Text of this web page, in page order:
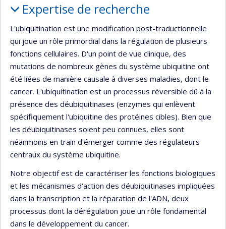
Expertise de recherche
L'ubiquitination est une modification post-traductionnelle
qui joue un rôle primordial dans la régulation de plusieurs
fonctions cellulaires. D'un point de vue clinique, des
mutations de nombreux gènes du système ubiquitine ont
été liées de manière causale à diverses maladies, dont le
cancer. L'ubiquitination est un processus réversible dû à la
présence des déubiquitinases (enzymes qui enlèvent
spécifiquement l'ubiquitine des protéines cibles). Bien que
les déubiquitinases soient peu connues, elles sont
néanmoins en train d'émerger comme des régulateurs
centraux du système ubiquitine.
Notre objectif est de caractériser les fonctions biologiques
et les mécanismes d'action des déubiquitinases impliquées
dans la transcription et la réparation de l'ADN, deux
processus dont la dérégulation joue un rôle fondamental
dans le développement du cancer.